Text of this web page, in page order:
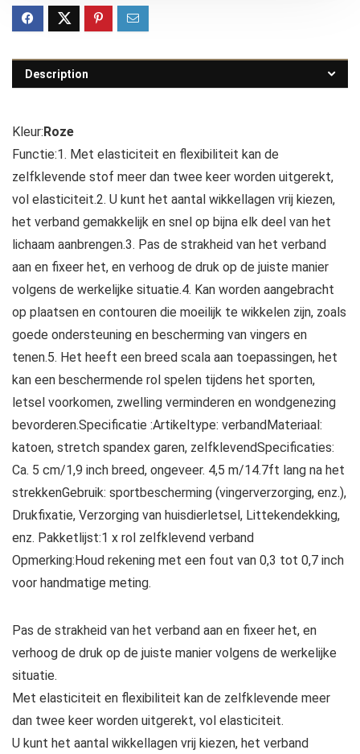
Description
Kleur:Roze
Functie:1. Met elasticiteit en flexibiliteit kan de
zelfklevende stof meer dan twee keer worden uitgerekt,
vol elasticiteit.2. U kunt het aantal wikkellagen vrij kiezen,
het verband gemakkelijk en snel op bijna elk deel van het
lichaam aanbrengen.3. Pas de strakheid van het verband
aan en fixeer het, en verhoog de druk op de juiste manier
volgens de werkelijke situatie.4. Kan worden aangebracht
op plaatsen en contouren die moeilijk te wikkelen zijn, zoals
goede ondersteuning en bescherming van vingers en
tenen.5. Het heeft een breed scala aan toepassingen, het
kan een beschermende rol spelen tijdens het sporten,
letsel voorkomen, zwelling verminderen en wondgenezing
bevorderen.Specificatie :Artikeltype: verbandMateriaal:
katoen, stretch spandex garen, zelfklevendSpecificaties:
Ca. 5 cm/1,9 inch breed, ongeveer. 4,5 m/14.7ft lang na het
strekkenGebruik: sportbescherming (vingerverzorging, enz.),
Drukfixatie, Verzorging van huisdierletsel, Littekendekking,
enz. Pakketlijst:1 x rol zelfklevend verband
Opmerking:Houd rekening met een fout van 0,3 tot 0,7 inch
voor handmatige meting.
Pas de strakheid van het verband aan en fixeer het, en
verhoog de druk op de juiste manier volgens de werkelijke
situatie.
Met elasticiteit en flexibiliteit kan de zelfklevende meer
dan twee keer worden uitgerekt, vol elasticiteit.
U kunt het aantal wikkellagen vrij kiezen, het verband